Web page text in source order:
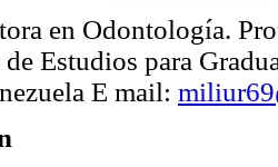
en Odontología.
Estudios para
E mail: